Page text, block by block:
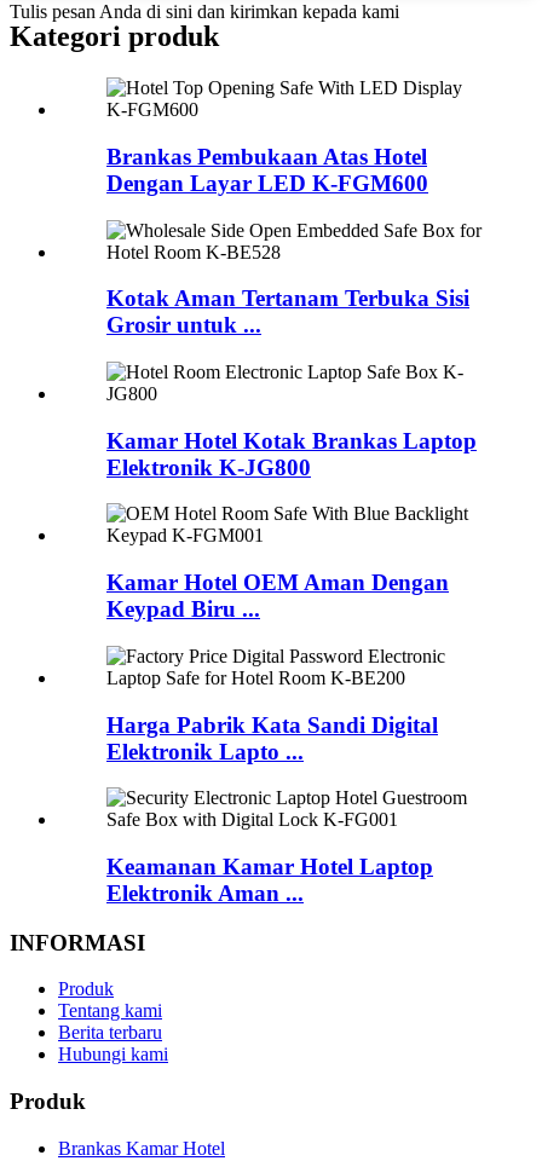
Tulis pesan Anda di sini dan kirimkan kepada kami
Kategori produk
Brankas Pembukaan Atas Hotel
Dengan Layar LED K-FGM600
Kotak Aman Tertanam Terbuka Sisi
Grosir untuk ...
Kamar Hotel Kotak Brankas Laptop
Elektronik K-JG800
Kamar Hotel OEM Aman Dengan
Keypad Biru ...
Harga Pabrik Kata Sandi Digital
Elektronik Lapto ...
Keamanan Kamar Hotel Laptop
Elektronik Aman ...
INFORMASI
Produk
Tentang kami
Berita terbaru
Hubungi kami
Produk
Brankas Kamar Hotel